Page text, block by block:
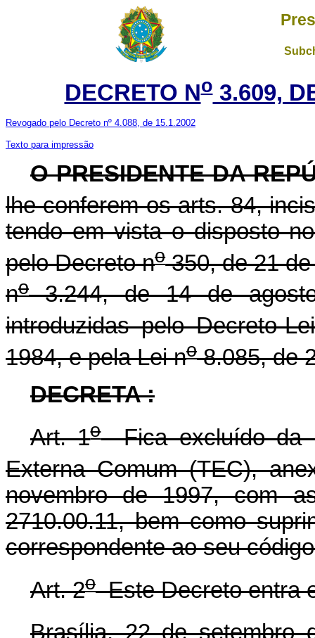
DECRETO No3.609,
Revogado pelo Decreto nº 4.088, de 15.1.2002
Texto para impressão
O PRESIDENTE DA
lhe conferem os arts. 84,
tendo em vista o disposto
pelo Decreto no350, de 21 de
no3.244, de 14 de
introduzidas pelo Decreto-
1984, e pela Lei no8.085, de
DECRETA:
Art. 1oFica excluído da
Externa Comum (TEC),
novembro de 1997, com
2710.00.11, bem como
correspondente ao seu
Art. 2oEste Decreto entra
Brasília, 22 de setembro